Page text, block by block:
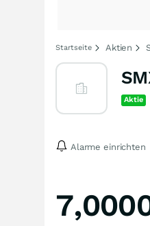
Startseite Aktien
Aktie
Alarme einrichten